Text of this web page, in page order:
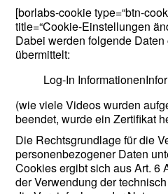
[borlabs-cookie type=“btn-
title=“Cookie-Einstellungen
Dabei werden folgende
übermittelt:
Log-In Informationen
(wie viele Videos wurden
beendet, wurde ein Zertifikat
Die Rechtsgrundlage für die
personenbezogener Daten
Cookies ergibt sich aus Art. 6
der Verwendung der